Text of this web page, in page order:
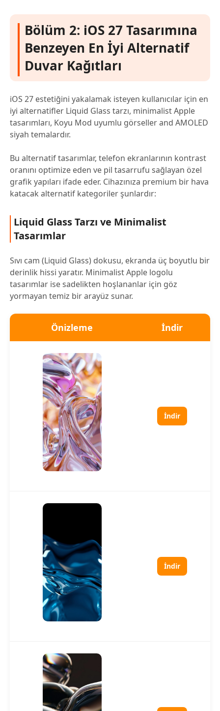
Bölüm 2: iOS 27 Tasarımına
Benzeyen En İyi Alternatif
Duvar Kağıtları
iOS 27 estetiğini yakalamak isteyen kullanıcılar için en
iyi alternatifler Liquid Glass tarzı, minimalist Apple
tasarımları, Koyu Mod uyumlu görseller and AMOLED
siyah temalardır.
Bu alternatif tasarımlar, telefon ekranlarının kontrast
oranını optimize eden ve pil tasarrufu sağlayan özel
grafik yapıları ifade eder. Cihazınıza premium bir hava
katacak alternatif kategoriler şunlardır:
Liquid Glass Tarzı ve Minimalist
Tasarımlar
Sıvı cam (Liquid Glass) dokusu, ekranda üç boyutlu bir
derinlik hissi yaratır. Minimalist Apple logolu
tasarımlar ise sadelikten hoşlananlar için göz
yormayan temiz bir arayüz sunar.
Önizleme İndir
İndir
İndir